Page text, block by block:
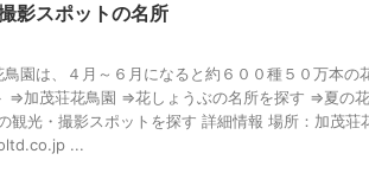
影スポットの名所
は、４月～６月になると約６００種５０万本の
⇒加茂荘花鳥園 ⇒花しょうぶの名所を探す ⇒夏の
光・撮影スポットを探す 詳細情報 場所：加茂荘
...